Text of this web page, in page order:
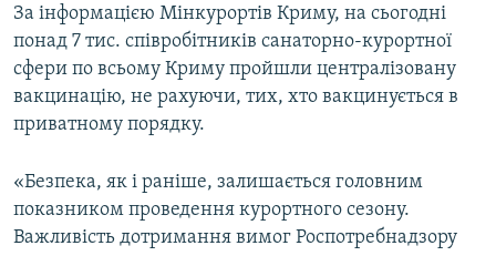
За інформацією Мінкурортів Криму, на сьогодні
понад 7 тис. співробітників санаторно-курортної
сфери по всьому Криму пройшли централізовану
вакцинацію, не рахуючи, тих, хто вакцинується в
приватному порядку.
«Безпека, як і раніше, залишається головним
показником проведення курортного сезону.
Важливість дотримання вимог Роспотребнадзору